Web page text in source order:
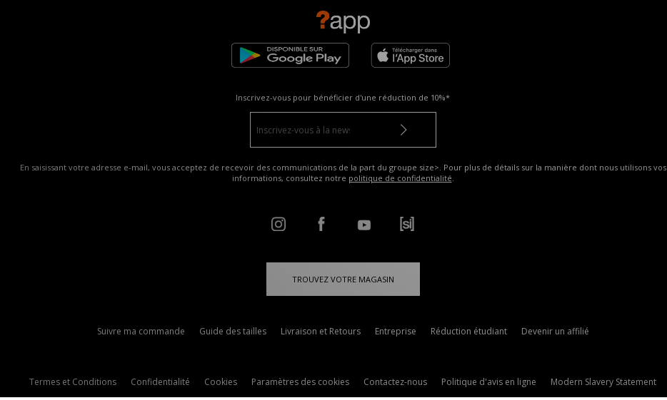
Inscrivez-vous pour bénéficier d'une réduction de 10%*
En saisissant votre adresse e-mail, vous acceptez de recevoir des communications de la part du groupe size>. Pour plus de détails sur la manière dont nous utilisons vos
informations, consultez notre politique de confidentialité.
TROUVEZ VOTRE MAGASIN
Suivre ma commande Guide des tailles Livraison et Retours Entreprise Réduction étudiant Devenir un affilié
Termes et Conditions Confidentialité Cookies Paramètres des cookies Contactez-nous Politique d'avis en ligne Modern Slavery Statement